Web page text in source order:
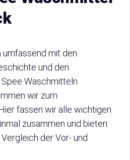
umfassend mit den
und den
Waschmitteln
wir zum
fassen wir alle wichtigen
zusammen und bieten
der Vor- und